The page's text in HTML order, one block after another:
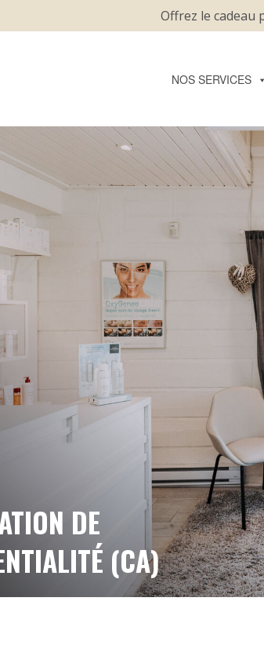
Offrez le cadeau
NOS SERVICES
DE
(CA)